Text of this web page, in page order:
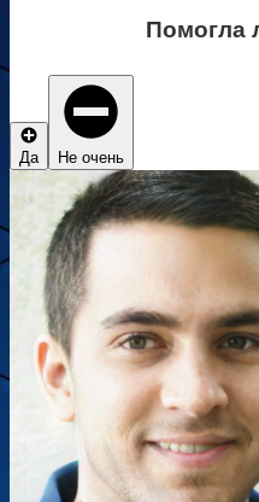
Помогла
Да Не очень